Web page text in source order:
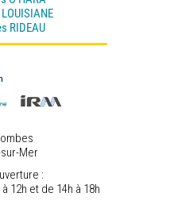
RIDEAU
Mer
:
12h et de 14h à 18h